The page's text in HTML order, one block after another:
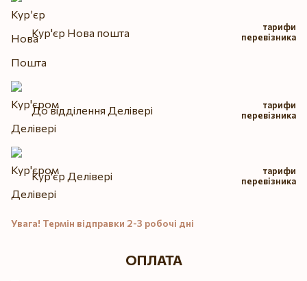
Кур'єр Нова пошта
тарифи
перевізника
До відділення Делівері
тарифи
перевізника
Кур'єр Делівері
тарифи
перевізника
Увага! Термін відправки 2-3 робочі дні
ОПЛАТА